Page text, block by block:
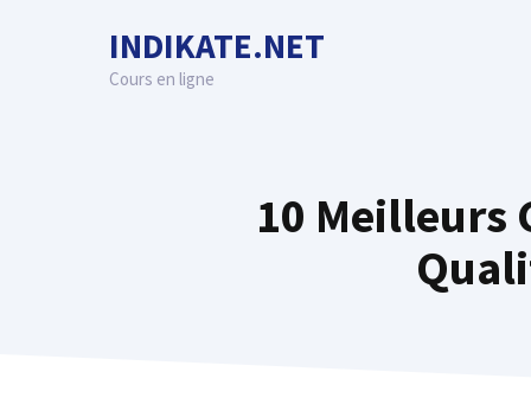
INDIKATE.NET
Cours en ligne
10 Meilleurs